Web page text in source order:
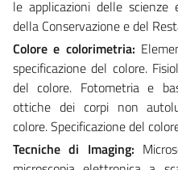
le applicazioni delle
della Conservazione e del
Colore e colorimetria:
specificazione del colore.
del colore. Fotometria e
ottiche dei corpi non
colore. Specificazione del
Tecniche di Imaging: